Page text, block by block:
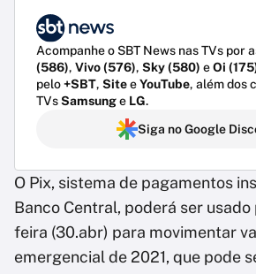
Acompanhe o SBT News nas TVs por
(586), Vivo (576), Sky (580) eOi
pelo+SBT, SiteeYouTube, além dos
TVsSamsunge LG.
Siga no Google
O Pix, sistema de pagamentos
Banco Central, poderá ser
feira (30.abr) para movimentar
emergencial de 2021, que pode